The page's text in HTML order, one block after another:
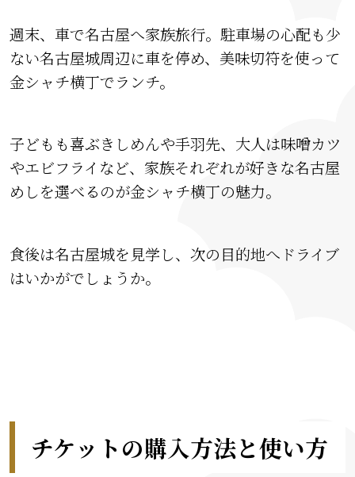
週末、車で名古屋へ家族旅行。駐車場の心配も少
ない名古屋城周辺に車を停め、美味切符を使って
金シャチ横丁でランチ。
子どもも喜ぶきしめんや手羽先、大人は味噌カツ
やエビフライなど、家族それぞれが好きな名古屋
めしを選べるのが金シャチ横丁の魅力。
食後は名古屋城を見学し、次の目的地へドライブ
はいかがでしょうか。
チケットの購入方法と使い方